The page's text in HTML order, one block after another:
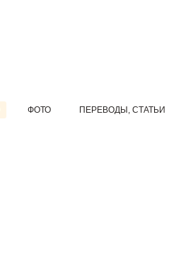
ФОТО ПЕРЕВОДЫ, СТАТЬИ